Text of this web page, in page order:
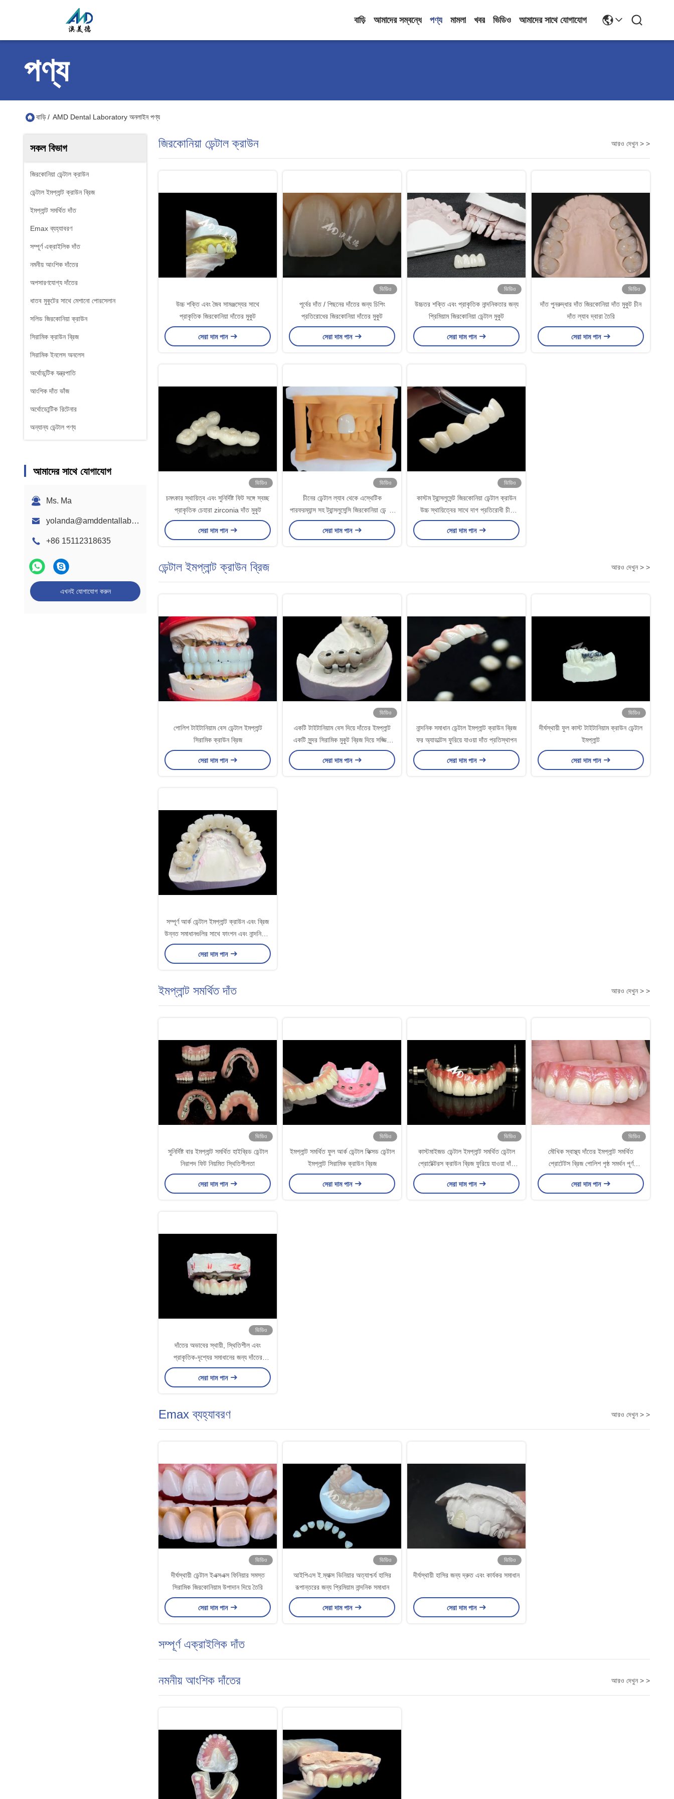
বাড়ি আমাদের সম্বন্ধে পণ্য মামলা খবর ভিডিও আমাদের সাথে যোগাযোগ
পণ্য
বাড়ি/ AMD Dental Laboratory অনলাইন পণ্য
সকল বিভাগ
জিরকোনিয়া ডেন্টাল ক্রাউন
ডেন্টাল ইমপ্লান্ট ক্রাউন ব্রিজ
ইমপ্লান্ট সমর্থিত দাঁত
Emax ব্যহ্যাবরণ
সম্পূর্ণ এক্রাইলিক দাঁত
নমনীয় আংশিক দাঁতের
অপসারণযোগ্য দাঁতের
ধাতব মুকুটের সাথে মেশানো পোরসেলান
সলিড জিরকোনিয়া ক্রাউন
সিরামিক ক্রাউন ব্রিজ
সিরামিক ইনলেস অনলেস
অর্থোডন্টিক যন্ত্রপাতি
আংশিক দাঁত ভাঁজ
অর্থোডোন্টিক রিটেনার
অন্যান্য ডেন্টাল পণ্য
আমাদের সাথে যোগাযোগ
Ms. Ma
yolanda@amddentallab.com
+86 15112318635
এখনই যোগাযোগ করুন
জিরকোনিয়া ডেন্টাল ক্রাউন আরও দেখুন > >
উচ্চ শক্তি এবং জৈব সামঞ্জস্যের সাথে
প্রাকৃতিক জিরকোনিয়া দাঁতের মুকুট
সেরা দাম পান
ভিডিও
পূর্বের দাঁত / পিছনের দাঁতের জন্য চিপিং
প্রতিরোধের জিরকোনিয়া দাঁতের মুকুট
সেরা দাম পান
ভিডিও
উচ্চতর শক্তি এবং প্রাকৃতিক নান্দনিকতার জন্য
প্রিমিয়াম জিরকোনিয়া ডেন্টাল মুকুট
সেরা দাম পান
ভিডিও
দাঁত পুনরুদ্ধার দাঁত জিরকোনিয়া দাঁত মুকুট চীন
দাঁত ল্যাব দ্বারা তৈরি
সেরা দাম পান
ভিডিও
চমৎকার স্থায়িত্ব এবং সুনির্দিষ্ট ফিট সঙ্গে স্বচ্ছ
প্রাকৃতিক চেহারা zirconia দাঁত মুকুট
সেরা দাম পান
ভিডিও
চীনের ডেন্টাল ল্যাব থেকে এস্থেটিক
পারফরম্যান্স সহ ট্রান্সলুসেন্সি জিরকোনিয়া ডেন্টাল
ক্রাউন
সেরা দাম পান
ভিডিও
কাস্টম ট্রান্সলুসেন্ট জিরকোনিয়া ডেন্টাল ক্রাউন
উচ্চ স্থায়িত্বের সাথে দাগ প্রতিরোধী চীন
ডেন্টাল ল্যাব থেকে
সেরা দাম পান
ডেন্টাল ইমপ্লান্ট ক্রাউন ব্রিজ আরও দেখুন > >
পোলিশ টাইটানিয়াম বেস ডেন্টাল ইমপ্লান্ট
সিরামিক ক্রাউন ব্রিজ
সেরা দাম পান
ভিডিও
একটি টাইটানিয়াম বেস দিয়ে দাঁতের ইমপ্লান্ট
একটি সুন্দর সিরামিক মুকুট ব্রিজ দিয়ে সজ্জিত
করা হয় একটি নিখুঁত পুনরুদ্ধার তৈরি করতে।
সেরা দাম পান
নান্দনিক সমাধান ডেন্টাল ইমপ্লান্ট ক্রাউন ব্রিজ
ফর অ্যাডাল্টস ফুরিয়ে যাওয়া দাঁত প্রতিস্থাপন
সেরা দাম পান
ভিডিও
দীর্ঘস্থায়ী ফুল কাস্ট টাইটানিয়াম ক্রাউন ডেন্টাল
ইমপ্লান্ট
সেরা দাম পান
সম্পূর্ণ আর্ক ডেন্টাল ইমপ্লান্ট ক্রাউন এবং ব্রিজ
উন্নত সমাধানগুলির সাথে ফাংশন এবং নান্দনিকতা
পুনরুদ্ধার করে
সেরা দাম পান
ইমপ্লান্ট সমর্থিত দাঁত আরও দেখুন > >
ভিডিও
সুনির্দিষ্ট বার ইমপ্লান্ট সমর্থিত হাইব্রিড ডেন্টাল
নিরাপদ ফিট নিয়মিত স্থিতিশীলতা
সেরা দাম পান
ভিডিও
ইমপ্লান্ট সমর্থিত ফুল আর্ক ডেন্টাল ফিক্সড ডেন্টাল
ইমপ্লান্ট সিরামিক ক্রাউন ব্রিজ
সেরা দাম পান
ভিডিও
কাস্টমাইজড ডেন্টাল ইমপ্লান্ট সমর্থিত ডেন্টাল
প্রোটেক্টরস ক্রাউন ব্রিজ ফুরিয়ে যাওয়া দাঁত
রক্ষণাবেক্ষণের জন্য
সেরা দাম পান
ভিডিও
মৌখিক স্বাস্থ্য দাঁতের ইমপ্লান্ট সমর্থিত
প্রোটেটস ব্রিজ পোলিশ পৃষ্ঠ সমর্থন পূর্ণ
প্রোটেটস
সেরা দাম পান
ভিডিও
দাঁতের অভাবের স্থায়ী, স্থিতিশীল এবং
প্রাকৃতিক-দৃশ্যের সমাধানের জন্য দাঁতের
ইমপ্লান্ট সমর্থিত স্থায়ী সম্পূর্ণ আর্ক দাঁত
সেরা দাম পান
Emax ব্যহ্যাবরণ আরও দেখুন > >
ভিডিও
দীর্ঘস্থায়ী ডেন্টাল ইএক্সএক্স ফিনিয়ার সমস্ত
সিরামিক জিরকোনিয়াম উপাদান দিয়ে তৈরি
সেরা দাম পান
ভিডিও
আইপিএস ই.ম্যাক্স ভিনিয়ার অত্যাশ্চর্য হাসির
রূপান্তরের জন্য প্রিমিয়াম নান্দনিক সমাধান
সেরা দাম পান
ভিডিও
দীর্ঘস্থায়ী হাসির জন্য দ্রুত এবং কার্যকর সমাধান
সেরা দাম পান
সম্পূর্ণ এক্রাইলিক দাঁত
নমনীয় আংশিক দাঁতের আরও দেখুন > >